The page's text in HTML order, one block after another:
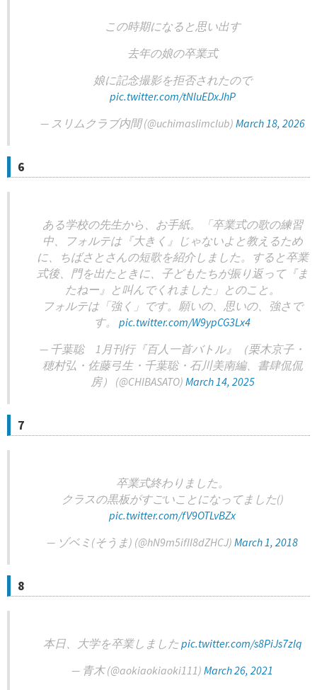
この時期になると思い出す
去年の娘の卒業式
娘に記念撮影を拒否されたので
pic.twitter.com/tNluEDxJhP
— スリムクラブ内間 (@uchimaslimclub) March 18, 2026
6
ある学校の先生から、お手紙。「卒業式の歌の練習
中、フォルテは『大きく』じゃないよと教えるため
に、ちばさとさんの短歌を紹介しました。すると卒業
式後、門を出たときに、子どもたちが振り返って『ま
たねー』と叫んでくれました」とのこと。
フォルテは「強く」です。願いの、思いの、強さで
す。 pic.twitter.com/W9ypCG3Lx4
— 千葉聡 1月刊行『百人一首バトル』（栗木京子・
穂村弘・佐藤弓生・千葉聡・石川美南編、書肆侃侃
房） (@CHIBASATO) March 14, 2025
7
卒業式終わりました。
クラスの黒板がすごいことになってました()
pic.twitter.com/fV9OTLvBZx
— ゾベミ(そうま) (@hN9m5ifII8dZHCJ) March 1, 2018
8
本日、大学を卒業しましたpic.twitter.com/s8PiJs7zlq
— 青木 (@aokiaokiaoki111) March 26, 2021